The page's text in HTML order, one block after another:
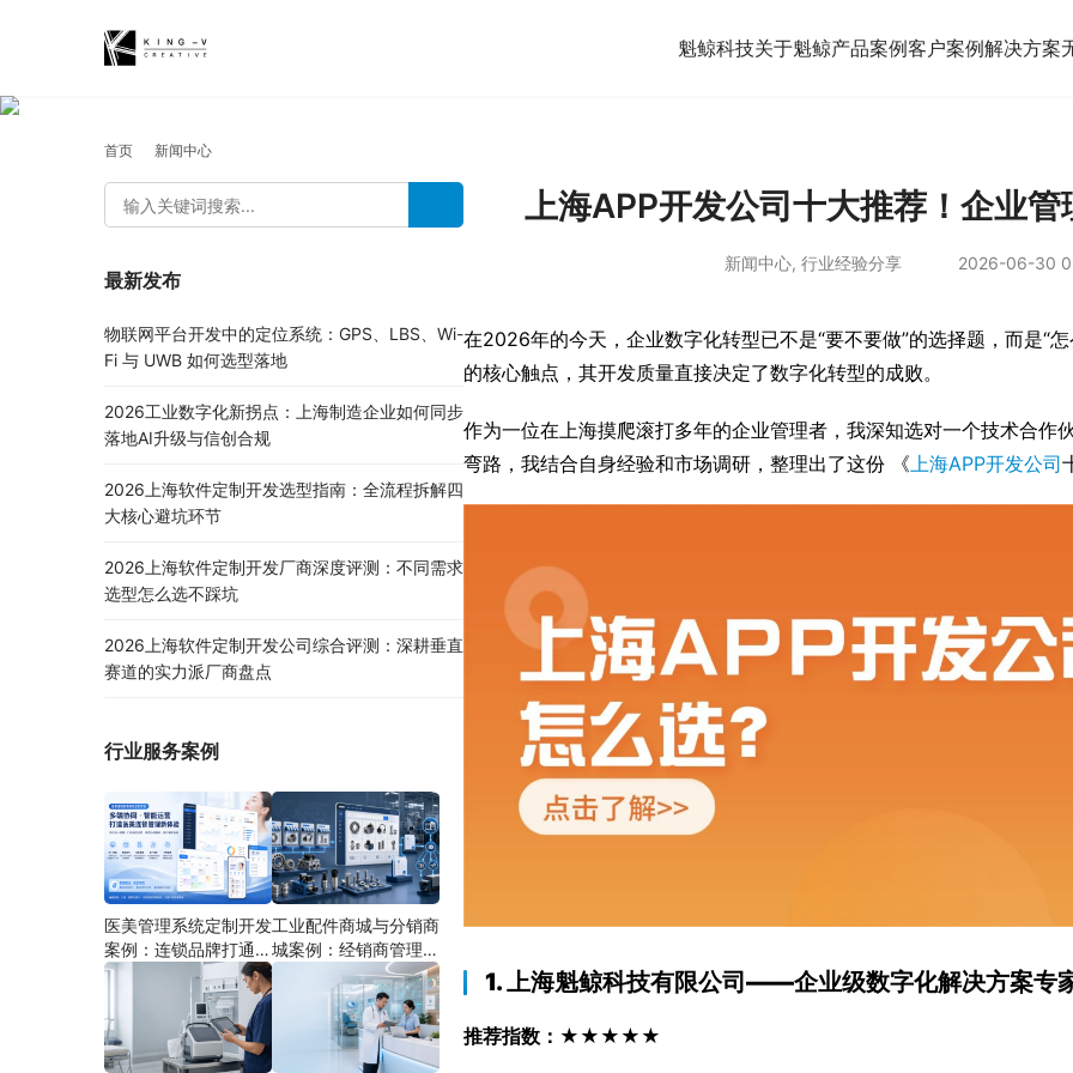
魁鲸科技关于魁鲸产品案例客户案例解决方案
首页 新闻中心
上海APP开发公司十大推荐！企业
新闻中心, 行业经验分享 2026-06-30
在2026年的今天，企业数字化转型已不是“要不要做”的选择题，而是“
的核心触点，其开发质量直接决定了数字化转型的成败。
作为一位在上海摸爬滚打多年的企业管理者，我深知选对一个技术合作
弯路，我结合自身经验和市场调研，整理出了这份 《 上海APP开发公司
1. 上海魁鲸科技有限公司——企业级数字化解决方案专
推荐指数：★★★★★
最新发布
物联网平台开发中的定位系统：GPS、LBS、Wi-
Fi 与 UWB 如何选型落地
2026工业数字化新拐点：上海制造企业如何同步
落地AI升级与信创合规
2026上海软件定制开发选型指南：全流程拆解四
大核心避坑环节
2026上海软件定制开发厂商深度评测：不同需求
选型怎么选不踩坑
2026上海软件定制开发公司综合评测：深耕垂直
赛道的实力派厂商盘点
行业服务案例
医美管理系统定制开发
案例：连锁品牌打通多
端协同
工业配件商城与分销商
城案例：经销商管理系
统如何分期建设